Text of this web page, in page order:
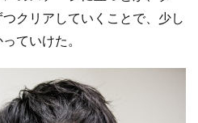
クリアしていくことで、少し
ていけた。